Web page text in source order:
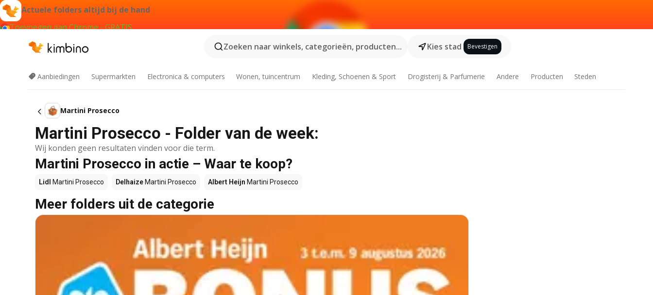
Actuele folders altijd bij de hand
Toevoegen aan Chrome - GRATIS
Zoeken naar winkels, categorieën, producten...
Kies stad Bevestigen
Aanbiedingen Supermarkten Electronica & computers Wonen, tuincentrum Kleding, Schoenen & Sport Drogisterij & Parfumerie Andere Producten Steden
Martini Prosecco
Martini Prosecco - Folder van de week:
Wij konden geen resultaten vinden voor die term.
Martini Prosecco in actie – Waar te koop?
Lidl Martini Prosecco Delhaize Martini Prosecco Albert Heijn Martini Prosecco
Meer folders uit de categorie